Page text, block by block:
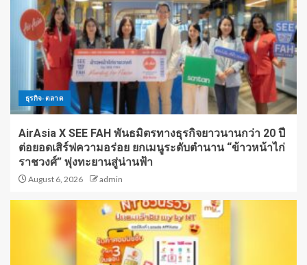
ธุรกิจ-ตลาด
AirAsia X SEE FAH พันธมิตรทางธุรกิจยาวนานกว่า 20 ปี
ต่อยอดเสิร์ฟความอร่อย ยกเมนูระดับตำนาน “ข้าวหน้าไก่
ราชวงศ์” พุ่งทะยานสู่น่านฟ้า
August 6, 2026 admin